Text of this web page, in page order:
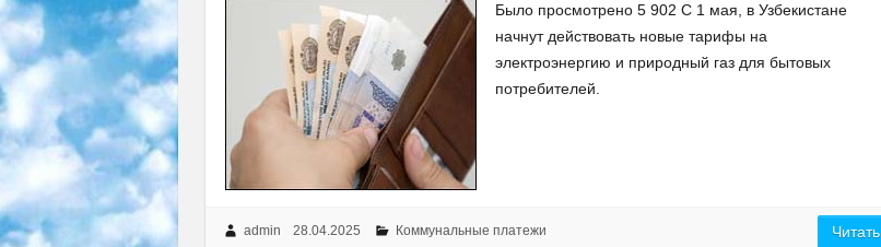
Было просмотрено 5 902 C 1 мая, в Узбекистане
начнут действовать новые тарифы на
электроэнергию и природный газ для бытовых
потребителей.
admin 28.04.2025 Коммунальные платежи Читать